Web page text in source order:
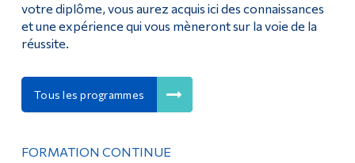
votre diplôme, vous aurez acquis ici des connaissances
et une expérience qui vous mèneront sur la voie de la
réussite.
Tous les programmes
FORMATION CONTINUE